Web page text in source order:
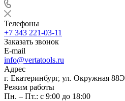
Телефоны
+7 343 221-03-11
Заказать звонок
E-mail
info@vertatools.ru
Адрес
г. Екатеринбург, ул. Окружная 88Э
Режим работы
Пн. – Пт.: с 9:00 до 18:00